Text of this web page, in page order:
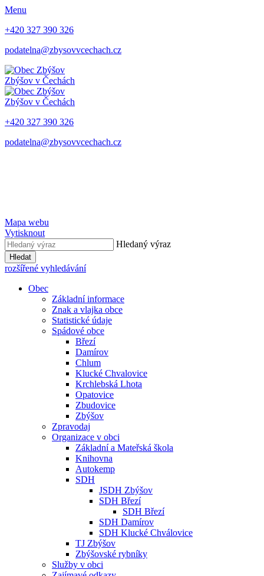
Menu
+420 327 390 326
podatelna@zbysovvcechach.cz
Zbýšov v Čechách
Zbýšov v Čechách
+420 327 390 326
podatelna@zbysovvcechach.cz
Mapa webu
Vytisknout
Hledaný výraz
Hledat
rozšířené vyhledávání
Obec
Základní informace
Znak a vlajka obce
Statistické údaje
Spádové obce
Březí
Damírov
Chlum
Klucké Chvalovice
Krchlebská Lhota
Opatovice
Zbudovice
Zbýšov
Zpravodaj
Organizace v obci
Základní a Mateřská škola
Knihovna
Autokemp
SDH
JSDH Zbýšov
SDH Březí
SDH Březí
SDH Damírov
SDH Klucké Chválovice
TJ Zbýšov
Zbýšovské rybníky
Služby v obci